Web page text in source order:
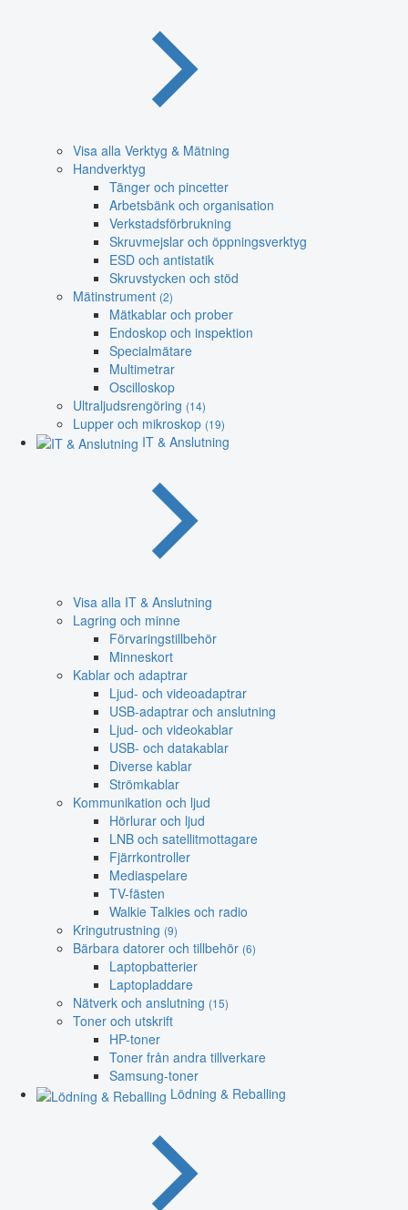
Visa alla Verktyg & Mätning
Handverktyg
Tänger och pincetter
Arbetsbänk och organisation
Verkstadsförbrukning
Skruvmejslar och öppningsverktyg
ESD och antistatik
Skruvstycken och stöd
Mätinstrument (2)
Mätkablar och prober
Endoskop och inspektion
Specialmätare
Multimetrar
Oscilloskop
Ultraljudsrengöring (14)
Lupper och mikroskop (19)
IT & Anslutning
Visa alla IT & Anslutning
Lagring och minne
Förvaringstillbehör
Minneskort
Kablar och adaptrar
Ljud- och videoadaptrar
USB-adaptrar och anslutning
Ljud- och videokablar
USB- och datakablar
Diverse kablar
Strömkablar
Kommunikation och ljud
Hörlurar och ljud
LNB och satellitmottagare
Fjärrkontroller
Mediaspelare
TV-fästen
Walkie Talkies och radio
Kringutrustning (9)
Bärbara datorer och tillbehör (6)
Laptopbatterier
Laptopladdare
Nätverk och anslutning (15)
Toner och utskrift
HP-toner
Toner från andra tillverkare
Samsung-toner
Lödning & Reballing